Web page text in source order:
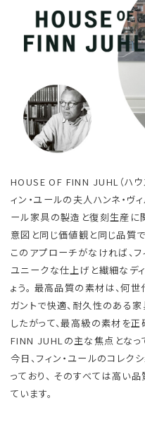
HOUSE OF FINN JUHL（ハウ
ィン・ユールの夫人ハンネ・ヴ
ール家具の製造と復刻生産に
意図と同じ価値観と同じ品質
このアプローチがなければ、フ
ユニークな仕上げと繊細なデ
ょう。 最高品質の素材は、何
ガントで快適、耐久性のある
したがって、最高級の素材を
FINN JUHLの主な焦点となっ
今日、フィン・ユールのコレ
っており、 そのすべては高い
ています。